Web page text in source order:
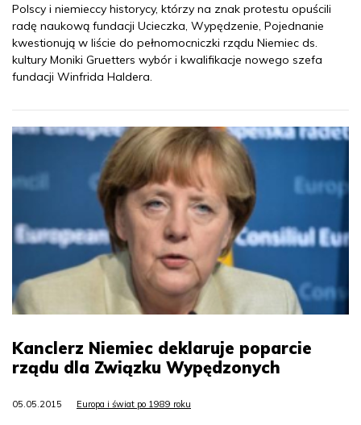
Polscy i niemieccy historycy, którzy na znak protestu opuścili
radę naukową fundacji Ucieczka, Wypędzenie, Pojednanie
kwestionują w liście do pełnomocniczki rządu Niemiec ds.
kultury Moniki Gruetters wybór i kwalifikacje nowego szefa
fundacji Winfrida Haldera.
Kanclerz Niemiec deklaruje poparcie
rządu dla Związku Wypędzonych
05.05.2015 Europa i świat po 1989 roku